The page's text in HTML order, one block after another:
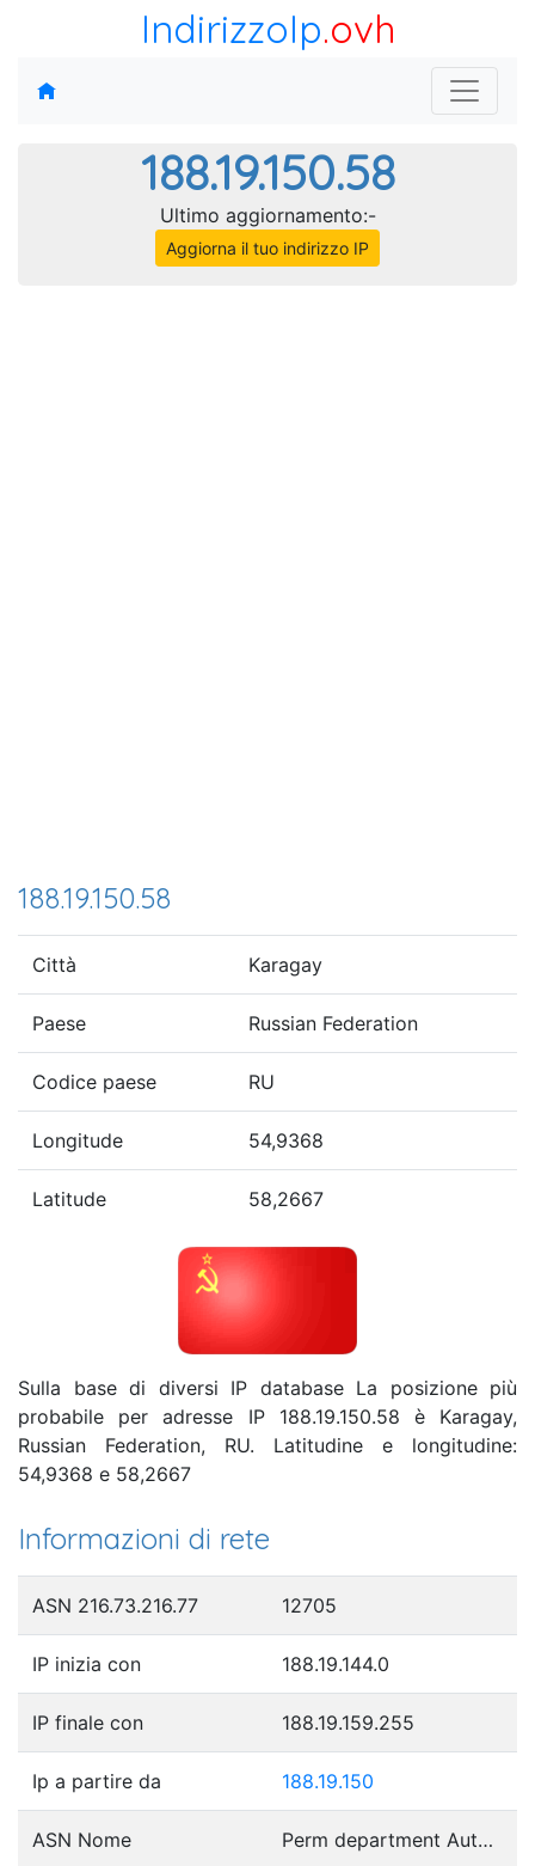
IndirizzoIp.ovh
188.19.150.58
Ultimo aggiornamento:-
Aggiorna il tuo indirizzo IP
188.19.150.58
Città Karagay
Paese Russian Federation
Codice paese RU
Longitude 54,9368
Latitude 58,2667
Sulla base di diversi IP database La posizione più
probabile per adresse IP 188.19.150.58 è Karagay,
Russian Federation, RU. Latitudine e longitudine:
54,9368 e 58,2667
Informazioni di rete
ASN 216.73.216.77 12705
IP inizia con 188.19.144.0
IP finale con 188.19.159.255
Ip a partire da 188.19.150
ASN Nome Perm department Autonomous System